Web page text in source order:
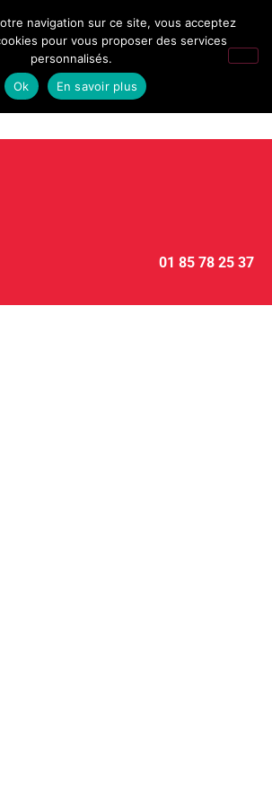
01 85 78 25 37
navigation sur ce site, vous acceptez
pour vous proposer des services
personnalisés.
Ok
En savoir plus